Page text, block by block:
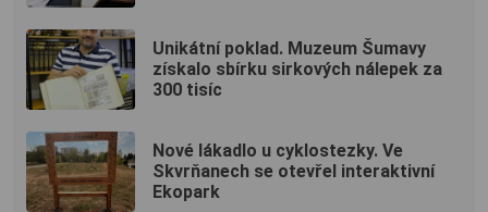
Unikátní poklad. Muzeum Šumavy
získalo sbírku sirkových nálepek za
300 tisíc
Nové lákadlo u cyklostezky. Ve
Skvrňanech se otevřel interaktivní
Ekopark